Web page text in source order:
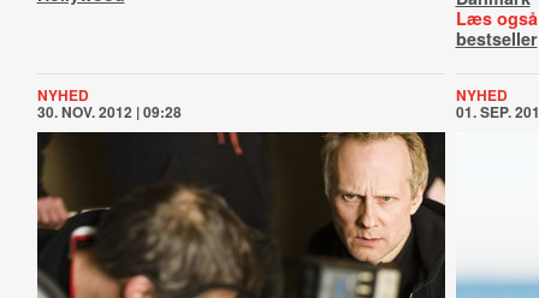
Læs
bestseller
NYHED
30. NOV. 2012 | 09:28
NYHED
01. SEP.